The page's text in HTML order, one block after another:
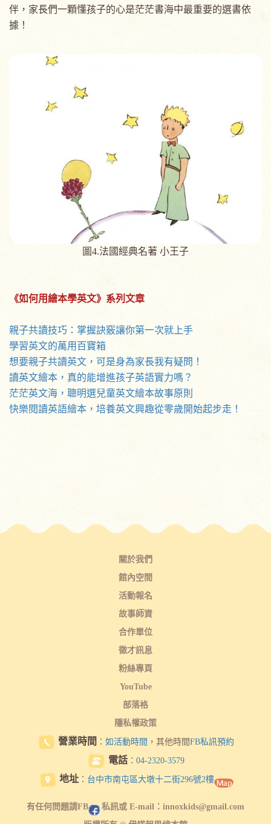
伴，家長們一顆懂孩子的心是茫茫書海中最重要的選書依
據！
圖4.法國經典名著 小王子
《如何用繪本學英文》系列文章
親子共讀技巧：掌握訣竅讓你第一次就上手
學習英文的萬用百寶箱
想要親子共讀英文，可是身為家長我有疑問！
讀英文繪本，真的能增進孩子英語實力嗎？
茫茫英文海，聰明選兒童英文繪本故事原則
快樂閱讀英語繪本，培養英文興趣從零歲開始起步走！
關於我們
館內空間
活動報名
故事師資
合作單位
徵才訊息
粉絲專頁
YouTube
部落格
隱私權政策
營業時間 ： 如活動時間 ，其他時間FB私訊預約
電話： 04-2320-3579
地址： 台中市南屯區大墩十二街296號2樓
有任何問題請FB
私訊或 E-mail：innoxkids@gmail.com